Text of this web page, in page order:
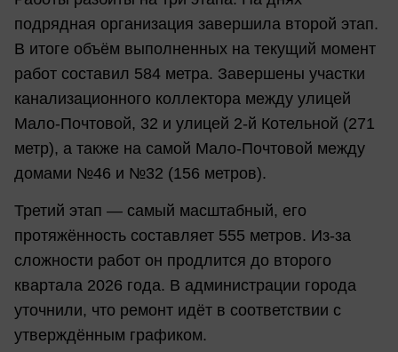
подрядная организация завершила второй этап.
В итоге объём выполненных на текущий момент
работ составил 584 метра. Завершены участки
канализационного коллектора между улицей
Мало-Почтовой, 32 и улицей 2-й Котельной (271
метр), а также на самой Мало-Почтовой между
домами №46 и №32 (156 метров).
Третий этап — самый масштабный, его
протяжённость составляет 555 метров. Из-за
сложности работ он продлится до второго
квартала 2026 года. В администрации города
уточнили, что ремонт идёт в соответствии с
утверждённым графиком.